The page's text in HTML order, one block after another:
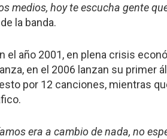
medios, hoy te escucha gente
la banda.
el año 2001, en plena crisis
en el 2006 lanzan su primer
por 12 canciones, mientras
era a cambio de nada, no